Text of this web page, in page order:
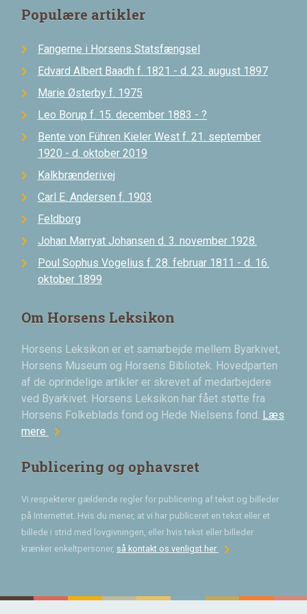
Populære artikler
Fangerne i Horsens Statsfængsel
Edvard Albert Baadh f. 1821 - d. 23. august 1897
Marie Østerby f. 1975
Leo Borup f. 15. december 1883 - ?
Bente von Führen Kieler West f. 21. september
1920 - d. oktober 2019
Kalkbrænderivej
Carl E. Andersen f. 1903
Feldborg
Johan Marryat Johansen d. 3. november 1928.
Poul Sophus Vogelius f. 28. februar 1811 - d. 16.
oktober 1899
Om Horsens Leksikon
Horsens Leksikon er et samarbejde mellem Byarkivet,
Horsens Museum og Horsens Bibliotek. Hovedparten
af de oprindelige artikler er skrevet af medarbejdere
ved Byarkivet. Horsens Leksikon har fået støtte fra
Horsens Folkeblads fond og Hede Nielsens fond. Læs
mere chevron_right
Publicering og ophavsret
Vi respekterer gældende regler for publicering af tekst og billeder
på Internettet. Hvis du mener, at vi har publiceret en tekst eller et
billede i strid med lovgivningen, eller hvis tekst eller billeder
krænker enkeltpersoner, så kontakt os venligst herchevron_right